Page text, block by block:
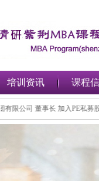
培训资讯 课程
集团有限公司 董事长 加入